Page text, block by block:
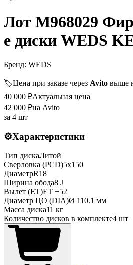
Лот M968029
е диски WEDS
Бренд: WEDS
🏷️Цена при заказе через Avito выше
40 000 ₽Актуальная цена
42 000 ₽на Avito
за 4 шт
⚙️Характеристики
Тип дискаЛитой
Сверловка (PCD)5x150
ДиаметрR18
Ширина обода8 J
Вылет (ET)ET +52
Диаметр ЦО (DIA)Ø 110.1 мм
Масса диска11 кг
Количество дисков в комплекте4 шт